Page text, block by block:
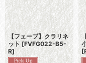
【フェーブ】クラリネ
ット [FVFG022-B5-
R]
[